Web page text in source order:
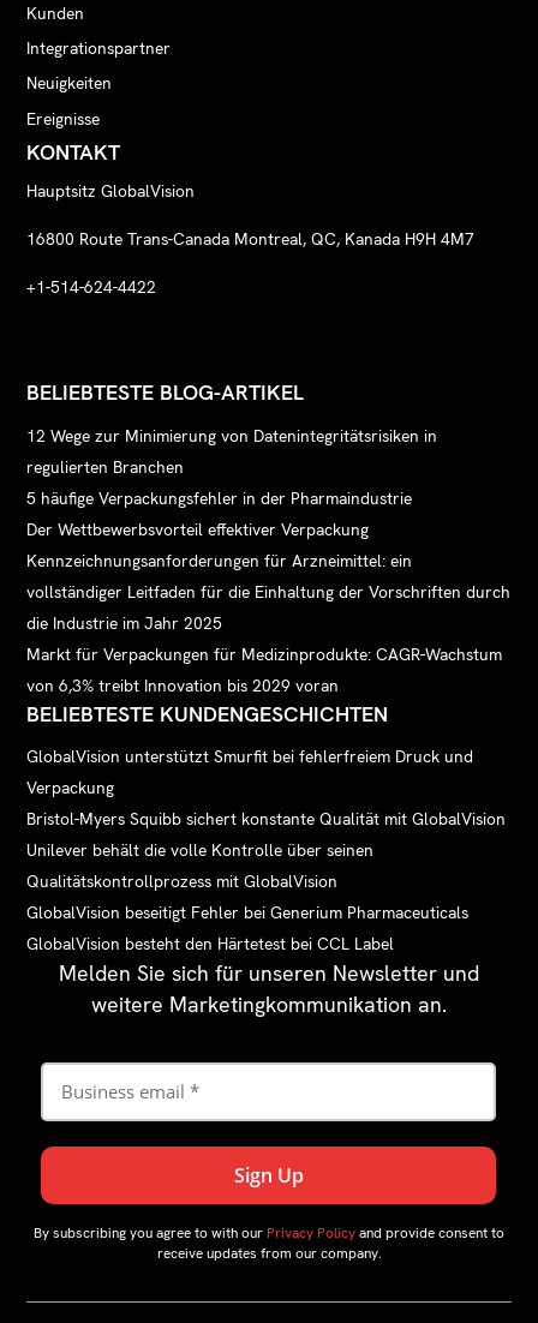
Kunden
Integrationspartner
Neuigkeiten
Ereignisse
KONTAKT
Hauptsitz GlobalVision
16800 Route Trans-Canada Montreal, QC, Kanada H9H 4M7
+1-514-624-4422
BELIEBTESTE BLOG-ARTIKEL
12 Wege zur Minimierung von Datenintegritätsrisiken in
regulierten Branchen
5 häufige Verpackungsfehler in der Pharmaindustrie
Der Wettbewerbsvorteil effektiver Verpackung
Kennzeichnungsanforderungen für Arzneimittel: ein
vollständiger Leitfaden für die Einhaltung der Vorschriften durch
die Industrie im Jahr 2025
Markt für Verpackungen für Medizinprodukte: CAGR-Wachstum
von 6,3% treibt Innovation bis 2029 voran
BELIEBTESTE KUNDENGESCHICHTEN
GlobalVision unterstützt Smurfit bei fehlerfreiem Druck und
Verpackung
Bristol-Myers Squibb sichert konstante Qualität mit GlobalVision
Unilever behält die volle Kontrolle über seinen
Qualitätskontrollprozess mit GlobalVision
GlobalVision beseitigt Fehler bei Generium Pharmaceuticals
GlobalVision besteht den Härtetest bei CCL Label
Melden Sie sich für unseren Newsletter und
weitere Marketingkommunikation an.
By subscribing you agree to with our Privacy Policyand provide consent to
receive updates from our company.